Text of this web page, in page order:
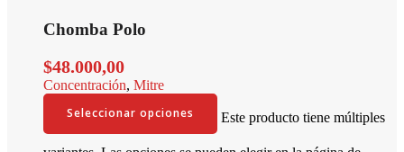
Chomba Polo
$48.000,00
Concentración, Mitre
Seleccionar opciones
Este producto tiene múltiples